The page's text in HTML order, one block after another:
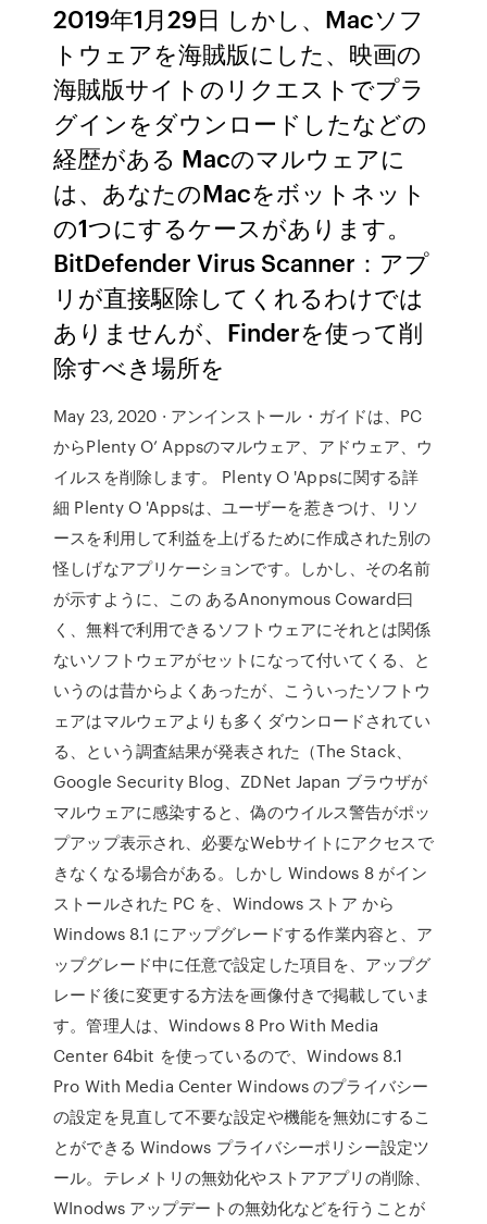
2019年1月29日 しかし、Macソフ
トウェアを海賊版にした、映画の
海賊版サイトのリクエストでプラ
グインをダウンロードしたなどの
経歴がある Macのマルウェアに
は、あなたのMacをボットネット
の1つにするケースがあります。
BitDefender Virus Scanner：アプ
リが直接駆除してくれるわけでは
ありませんが、Finderを使って削
除すべき場所を
May 23, 2020 · アンインストール・ガイドは、PC
からPlenty O’ Appsのマルウェア、アドウェア、ウ
イルスを削除します。 Plenty O 'Appsに関する詳
細 Plenty O 'Appsは、ユーザーを惹きつけ、リソ
ースを利用して利益を上げるために作成された別の
怪しげなアプリケーションです。しかし、その名前
が示すように、この あるAnonymous Coward曰
く、無料で利用できるソフトウェアにそれとは関係
ないソフトウェアがセットになって付いてくる、と
いうのは昔からよくあったが、こういったソフトウ
ェアはマルウェアよりも多くダウンロードされてい
る、という調査結果が発表された（The Stack、
Google Security Blog、ZDNet Japan ブラウザが
マルウェアに感染すると、偽のウイルス警告がポッ
プアップ表示され、必要なWebサイトにアクセスで
きなくなる場合がある。しかし Windows 8 がイン
ストールされた PC を、Windows ストア から
Windows 8.1 にアップグレードする作業内容と、ア
ップグレード中に任意で設定した項目を、アップグ
レード後に変更する方法を画像付きで掲載していま
す。管理人は、Windows 8 Pro With Media
Center 64bit を使っているので、Windows 8.1
Pro With Media Center Windows のプライバシー
の設定を見直して不要な設定や機能を無効にするこ
とができる Windows プライバシーポリシー設定ツ
ール。テレメトリの無効化やストアアプリの削除、
WInodws アップデートの無効化などを行うことが